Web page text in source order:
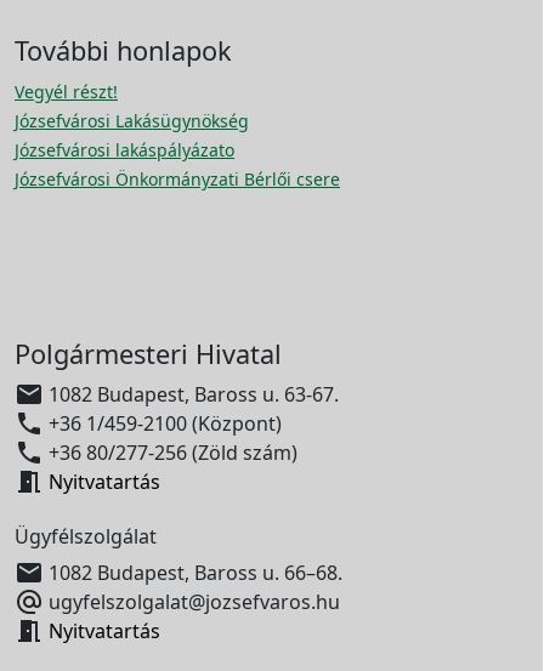
További honlapok
Vegyél részt!
Józsefvárosi Lakásügynökség
Józsefvárosi lakáspályázato
Józsefvárosi Önkormányzati Bérlői csere
Polgármesteri Hivatal
 1082 Budapest, Baross u. 63-67.
 +36 1/459-2100 (Központ)
 +36 80/277-256 (Zöld szám)
 Nyitvatartás
Ügyfélszolgálat
 1082 Budapest, Baross u. 66–68.
 ugyfelszolgalat@jozsefvaros.hu
 Nyitvatartás